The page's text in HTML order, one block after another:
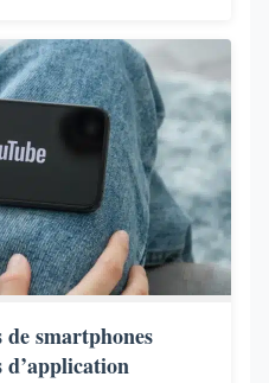
smartphones